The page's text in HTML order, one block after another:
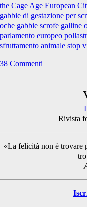
the Cage Age European
gabbie di gestazione per
oche gabbie scrofe galline
parlamento europeo
sfruttamento animale stop
38 Commenti
Sidebar
Rivista
«La felicità non è trovare